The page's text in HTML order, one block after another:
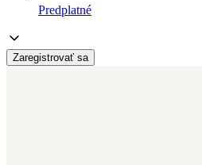
Predplatné
Zaregistrovať sa